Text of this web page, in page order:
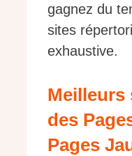
gagnez du
sites
exhaustive.
Meilleurs
des
Pages